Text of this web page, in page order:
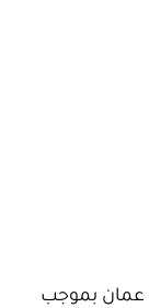
عمان بموجب